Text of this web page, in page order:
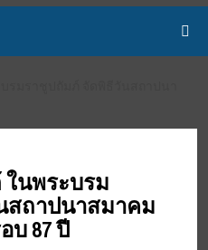
นพระบรม
ถาปนาสมาคม
บ 87 ปี